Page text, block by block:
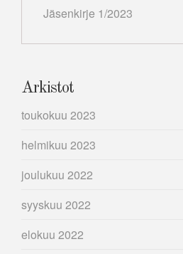
Jäsenkirje 1/2023
Arkistot
toukokuu 2023
helmikuu 2023
joulukuu 2022
syyskuu 2022
elokuu 2022